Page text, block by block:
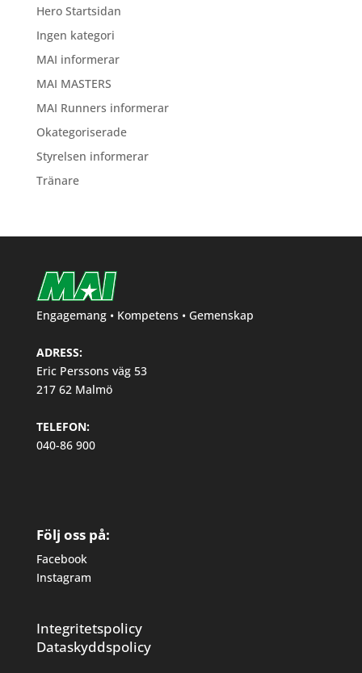
Hero Startsidan
Ingen kategori
MAI informerar
MAI MASTERS
MAI Runners informerar
Okategoriserade
Styrelsen informerar
Tränare
Engagemang • Kompetens • Gemenskap
ADRESS:
Eric Perssons väg 53
217 62 Malmö
TELEFON:
040-86 900
Följ oss på:
Facebook
Instagram
Integritetspolicy
Dataskyddspolicy